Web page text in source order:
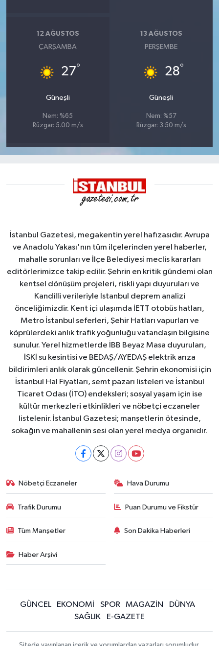
12 AĞUSTOS
ÇARŞAMBA
27°
Güneşli
Nem: %65
Rüzgar: 5.00 m/s
13 AĞUSTOS
PERŞEMBE
28°
Güneşli
Nem: %57
Rüzgar: 3.50 m/s
İstanbul Gazetesi, megakentin yerel hafızasıdır. Avrupa
ve Anadolu Yakası'nın tüm ilçelerinden yerel haberler,
mahalle sorunları ve İlçe Belediyesi meclis kararları
editörlerimizce takip edilir. Şehrin en kritik gündemi olan
kentsel dönüşüm projeleri, riskli yapı duyuruları ve
Kandilli verileriyle İstanbul deprem analizi
önceliğimizdir. Kent içi ulaşımda İETT otobüs hatları,
Metro İstanbul seferleri, Şehir Hatları vapurları ve
köprülerdeki anlık trafik yoğunluğu vatandaşın bilgisine
sunulur. Yerel hizmetlerde İBB Beyaz Masa duyuruları,
İSKİ su kesintisi ve BEDAŞ/AYEDAŞ elektrik arıza
bildirimleri anlık olarak güncellenir. Şehrin ekonomisi için
İstanbul Hal Fiyatları, semt pazarı listeleri ve İstanbul
Ticaret Odası (İTO) endeksleri; sosyal yaşam için ise
kültür merkezleri etkinlikleri ve nöbetçi eczaneler
listelenir. İstanbul Gazetesi; manşetlerin ötesinde,
sokağın ve mahallenin sesi olan yerel medya organıdır.
Nöbetçi Eczaneler Hava Durumu
Trafik Durumu Puan Durumu ve Fikstür
Tüm Manşetler Son Dakika Haberleri
Haber Arşivi
GÜNCEL EKONOMİ SPOR MAGAZİN
DÜNYA
SAĞLIK
E-GAZETE